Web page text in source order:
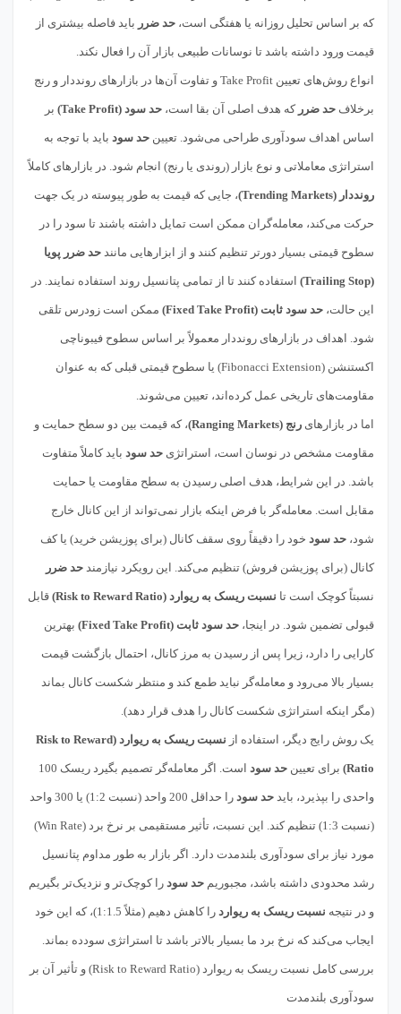
که بر اساس تحلیل روزانه یا هفتگی است، حد ضرر باید فاصله بیشتری از
قیمت ورود داشته باشد تا نوسانات طبیعی بازار آن را فعال نکند.
انواع روش‌های تعیین Take Profit و تفاوت آن‌ها در بازارهای رونددار و رنج
برخلاف حد ضرر که هدف اصلی آن بقا است، حد سود (Take Profit) بر
اساس اهداف سودآوری طراحی می‌شود. تعیین حد سود باید با توجه به
استراتژی معاملاتی و نوع بازار (روندی یا رنج) انجام شود. در بازارهای کاملاً
رونددار (Trending Markets) ، جایی که قیمت به طور پیوسته در یک جهت
حرکت می‌کند، معامله‌گران ممکن است تمایل داشته باشند تا سود را در
سطوح قیمتی بسیار دورتر تنظیم کنند و از ابزارهایی مانند حد ضرر پویا
(Trailing Stop) استفاده کنند تا از تمامی پتانسیل روند استفاده نمایند. در
این حالت، حد سود ثابت (Fixed Take Profit) ممکن است زودرس تلقی
شود. اهداف در بازارهای رونددار معمولاً بر اساس سطوح فیبوناچی
اکستنشن (Fibonacci Extension) یا سطوح قیمتی قبلی که به عنوان
مقاومت‌های تاریخی عمل کرده‌اند، تعیین می‌شوند.
اما در بازارهای رنج (Ranging Markets) ، که قیمت بین دو سطح حمایت و
مقاومت مشخص در نوسان است، استراتژی حد سود باید کاملاً متفاوت
باشد. در این شرایط، هدف اصلی رسیدن به سطح مقاومت یا حمایت
مقابل است. معامله‌گر با فرض اینکه بازار نمی‌تواند از این کانال خارج
شود، حد سود خود را دقیقاً روی سقف کانال (برای پوزیشن خرید) یا کف
کانال (برای پوزیشن فروش) تنظیم می‌کند. این رویکرد نیازمند حد ضرر
نسبتاً کوچک است تا نسبت ریسک به ریوارد (Risk to Reward Ratio) قابل
قبولی تضمین شود. در اینجا، حد سود ثابت (Fixed Take Profit) بهترین
کارایی را دارد، زیرا پس از رسیدن به مرز کانال، احتمال بازگشت قیمت
بسیار بالا می‌رود و معامله‌گر نباید طمع کند و منتظر شکست کانال بماند
(مگر اینکه استراتژی شکست کانال را هدف قرار دهد).
یک روش رایج دیگر، استفاده از نسبت ریسک به ریوارد (Risk to Reward
Ratio) برای تعیین حد سود است. اگر معامله‌گر تصمیم بگیرد ریسک 100
واحدی را بپذیرد، باید حد سود را حداقل 200 واحد (نسبت 1:2) یا 300 واحد
(نسبت 1:3) تنظیم کند. این نسبت، تأثیر مستقیمی بر نرخ برد (Win Rate)
مورد نیاز برای سودآوری بلندمدت دارد. اگر بازار به طور مداوم پتانسیل
رشد محدودی داشته باشد، مجبوریم حد سود را کوچک‌تر و نزدیک‌تر بگیریم
و در نتیجه نسبت ریسک به ریوارد را کاهش دهیم (مثلاً 1:1.5)، که این خود
ایجاب می‌کند که نرخ برد ما بسیار بالاتر باشد تا استراتژی سودده بماند.
بررسی کامل نسبت ریسک به ریوارد (Risk to Reward Ratio) و تأثیر آن بر
سودآوری بلندمدت